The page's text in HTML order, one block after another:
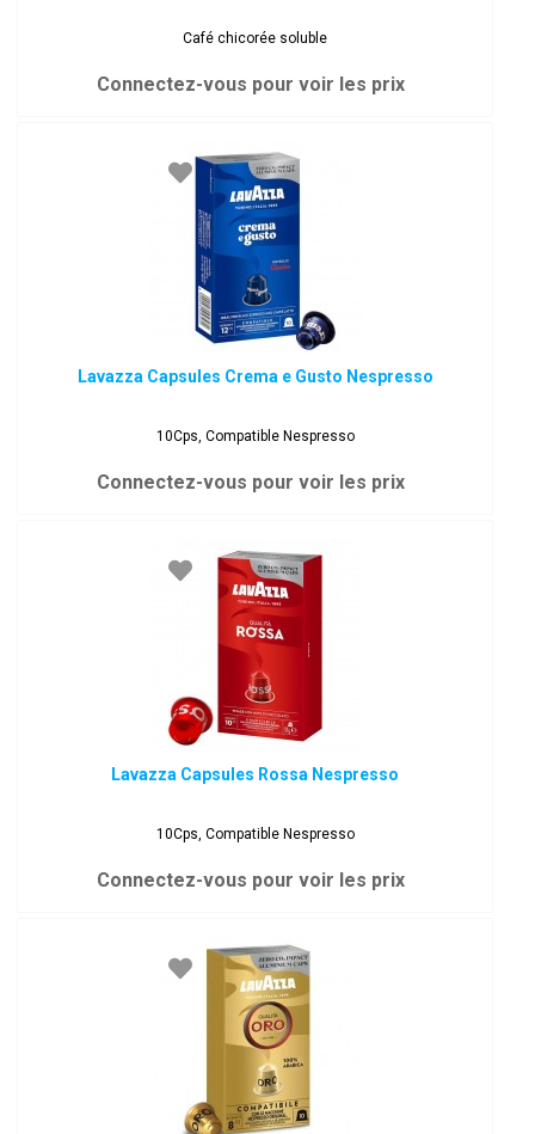
Café chicorée soluble
Connectez-vous pour voir les prix
Lavazza Capsules Crema e Gusto Nespresso
10Cps, Compatible Nespresso
Connectez-vous pour voir les prix
Lavazza Capsules Rossa Nespresso
10Cps, Compatible Nespresso
Connectez-vous pour voir les prix